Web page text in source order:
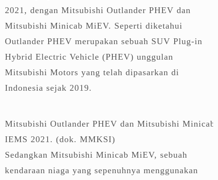
2021, dengan Mitsubishi Outlander PHEV dan
Mitsubishi Minicab MiEV. Seperti diketahui
Outlander PHEV merupakan sebuah SUV Plug-in
Hybrid Electric Vehicle (PHEV) unggulan
Mitsubishi Motors yang telah dipasarkan di
Indonesia sejak 2019.
Mitsubishi Outlander PHEV dan Mitsubishi
IEMS 2021. (dok. MMKSI)
Sedangkan Mitsubishi Minicab MiEV, sebuah
kendaraan niaga yang sepenuhnya menggunakan